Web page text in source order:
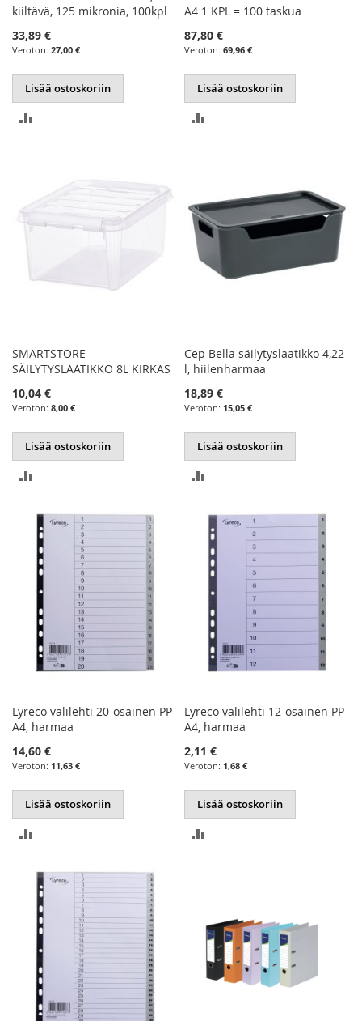
kiiltävä, 125 mikronia, 100kpl
33,89 €
27,00 €
Lisää ostoskoriin
A4 1 KPL = 100 taskua
87,80 €
69,96 €
Lisää ostoskoriin
SMARTSTORE
SÄILYTYSLAATIKKO 8L KIRKAS
10,04 €
8,00 €
Lisää ostoskoriin
Cep Bella säilytyslaatikko 4,22
l, hiilenharmaa
18,89 €
15,05 €
Lisää ostoskoriin
Lyreco välilehti 20-osainen PP
A4, harmaa
14,60 €
11,63 €
Lisää ostoskoriin
Lyreco välilehti 12-osainen PP
A4, harmaa
2,11 €
1,68 €
Lisää ostoskoriin